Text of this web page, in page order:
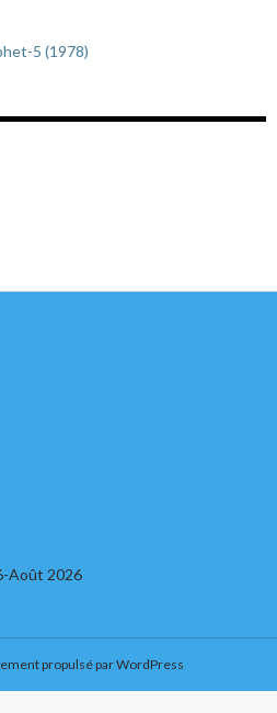
5 (1978)
Août 2026
propulsé par WordPress